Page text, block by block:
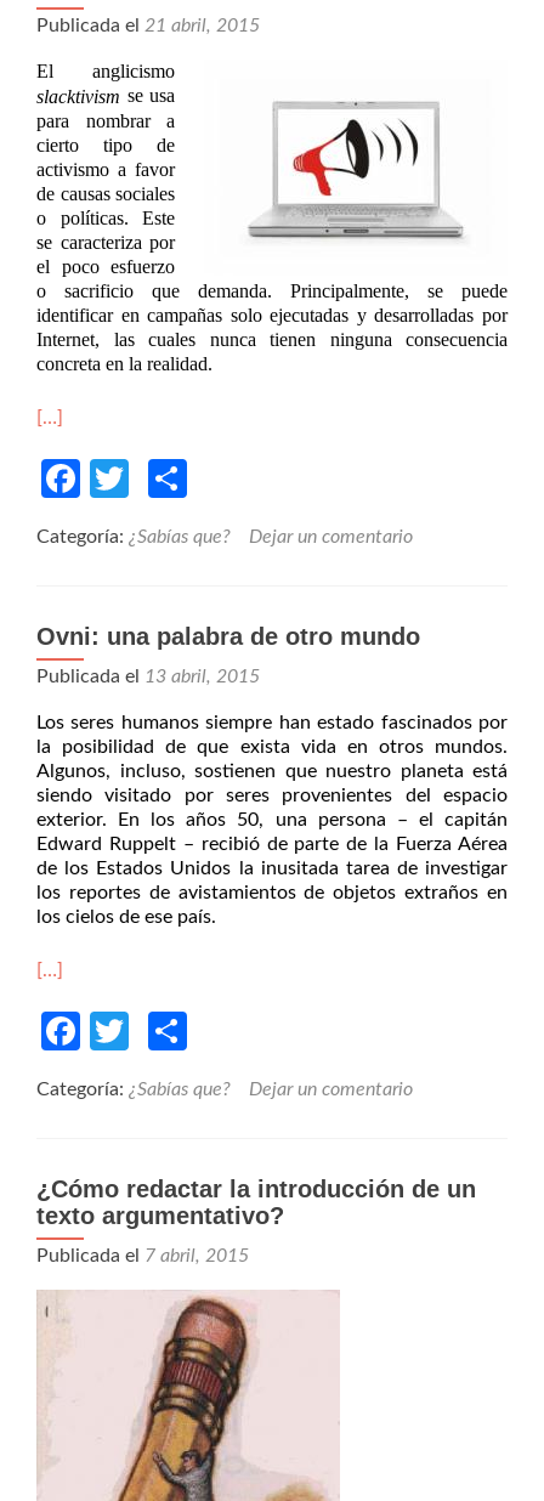
Publicada el 21 abril, 2015
El anglicismo
slacktivism se usa
para nombrar a
cierto tipo de
activismo a favor
de causas sociales
o políticas. Este
se caracteriza por
el poco esfuerzo
o sacrificio que demanda. Principalmente, se puede
identificar en campañas solo ejecutadas y desarrolladas por
Internet, las cuales nunca tienen ninguna consecuencia
concreta en la realidad.
[…]
Facebook
Twitter
Categoría: ¿Sabías que? Dejar un comentario
Ovni: una palabra de otro mundo
Publicada el 13 abril, 2015
Los seres humanos siempre han estado fascinados por
la posibilidad de que exista vida en otros mundos.
Algunos, incluso, sostienen que nuestro planeta está
siendo visitado por seres provenientes del espacio
exterior. En los años 50, una persona – el capitán
Edward Ruppelt – recibió de parte de la Fuerza Aérea
de los Estados Unidos la inusitada tarea de investigar
los reportes de avistamientos de objetos extraños en
los cielos de ese país.
[…]
Facebook
Twitter
Categoría: ¿Sabías que? Dejar un comentario
¿Cómo redactar la introducción de un
texto argumentativo?
Publicada el 7 abril, 2015